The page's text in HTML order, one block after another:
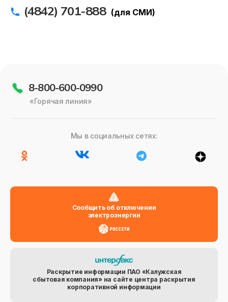
(4842) 701-888 (для СМИ)
8-800-600-0990
«Горячая линия»
Мы в социальных сетях:
Сообщить об отключении
электроэнергии
Раскрытие информации ПАО «Калужская
сбытовая компания» на сайте центра раскрытия
корпоративной информации